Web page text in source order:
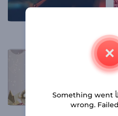
يوجد شيء ما خطأ Something went
wrong.